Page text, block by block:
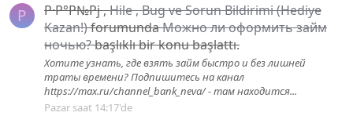
Р Р·Р°Р№Рј,Hile , Bug ve Sorun Bildirimi (Hediye
Kazan!)forumundaМожно ли оформить займ
ночью?başlıklı bir konu başlattı.
Хотите узнать, где взять займ быстро и без лишней
траты времени? Подпишитесь на канал
https://max.ru/channel_bank_neva/ - там находится...
Pazar saat 14:17'de